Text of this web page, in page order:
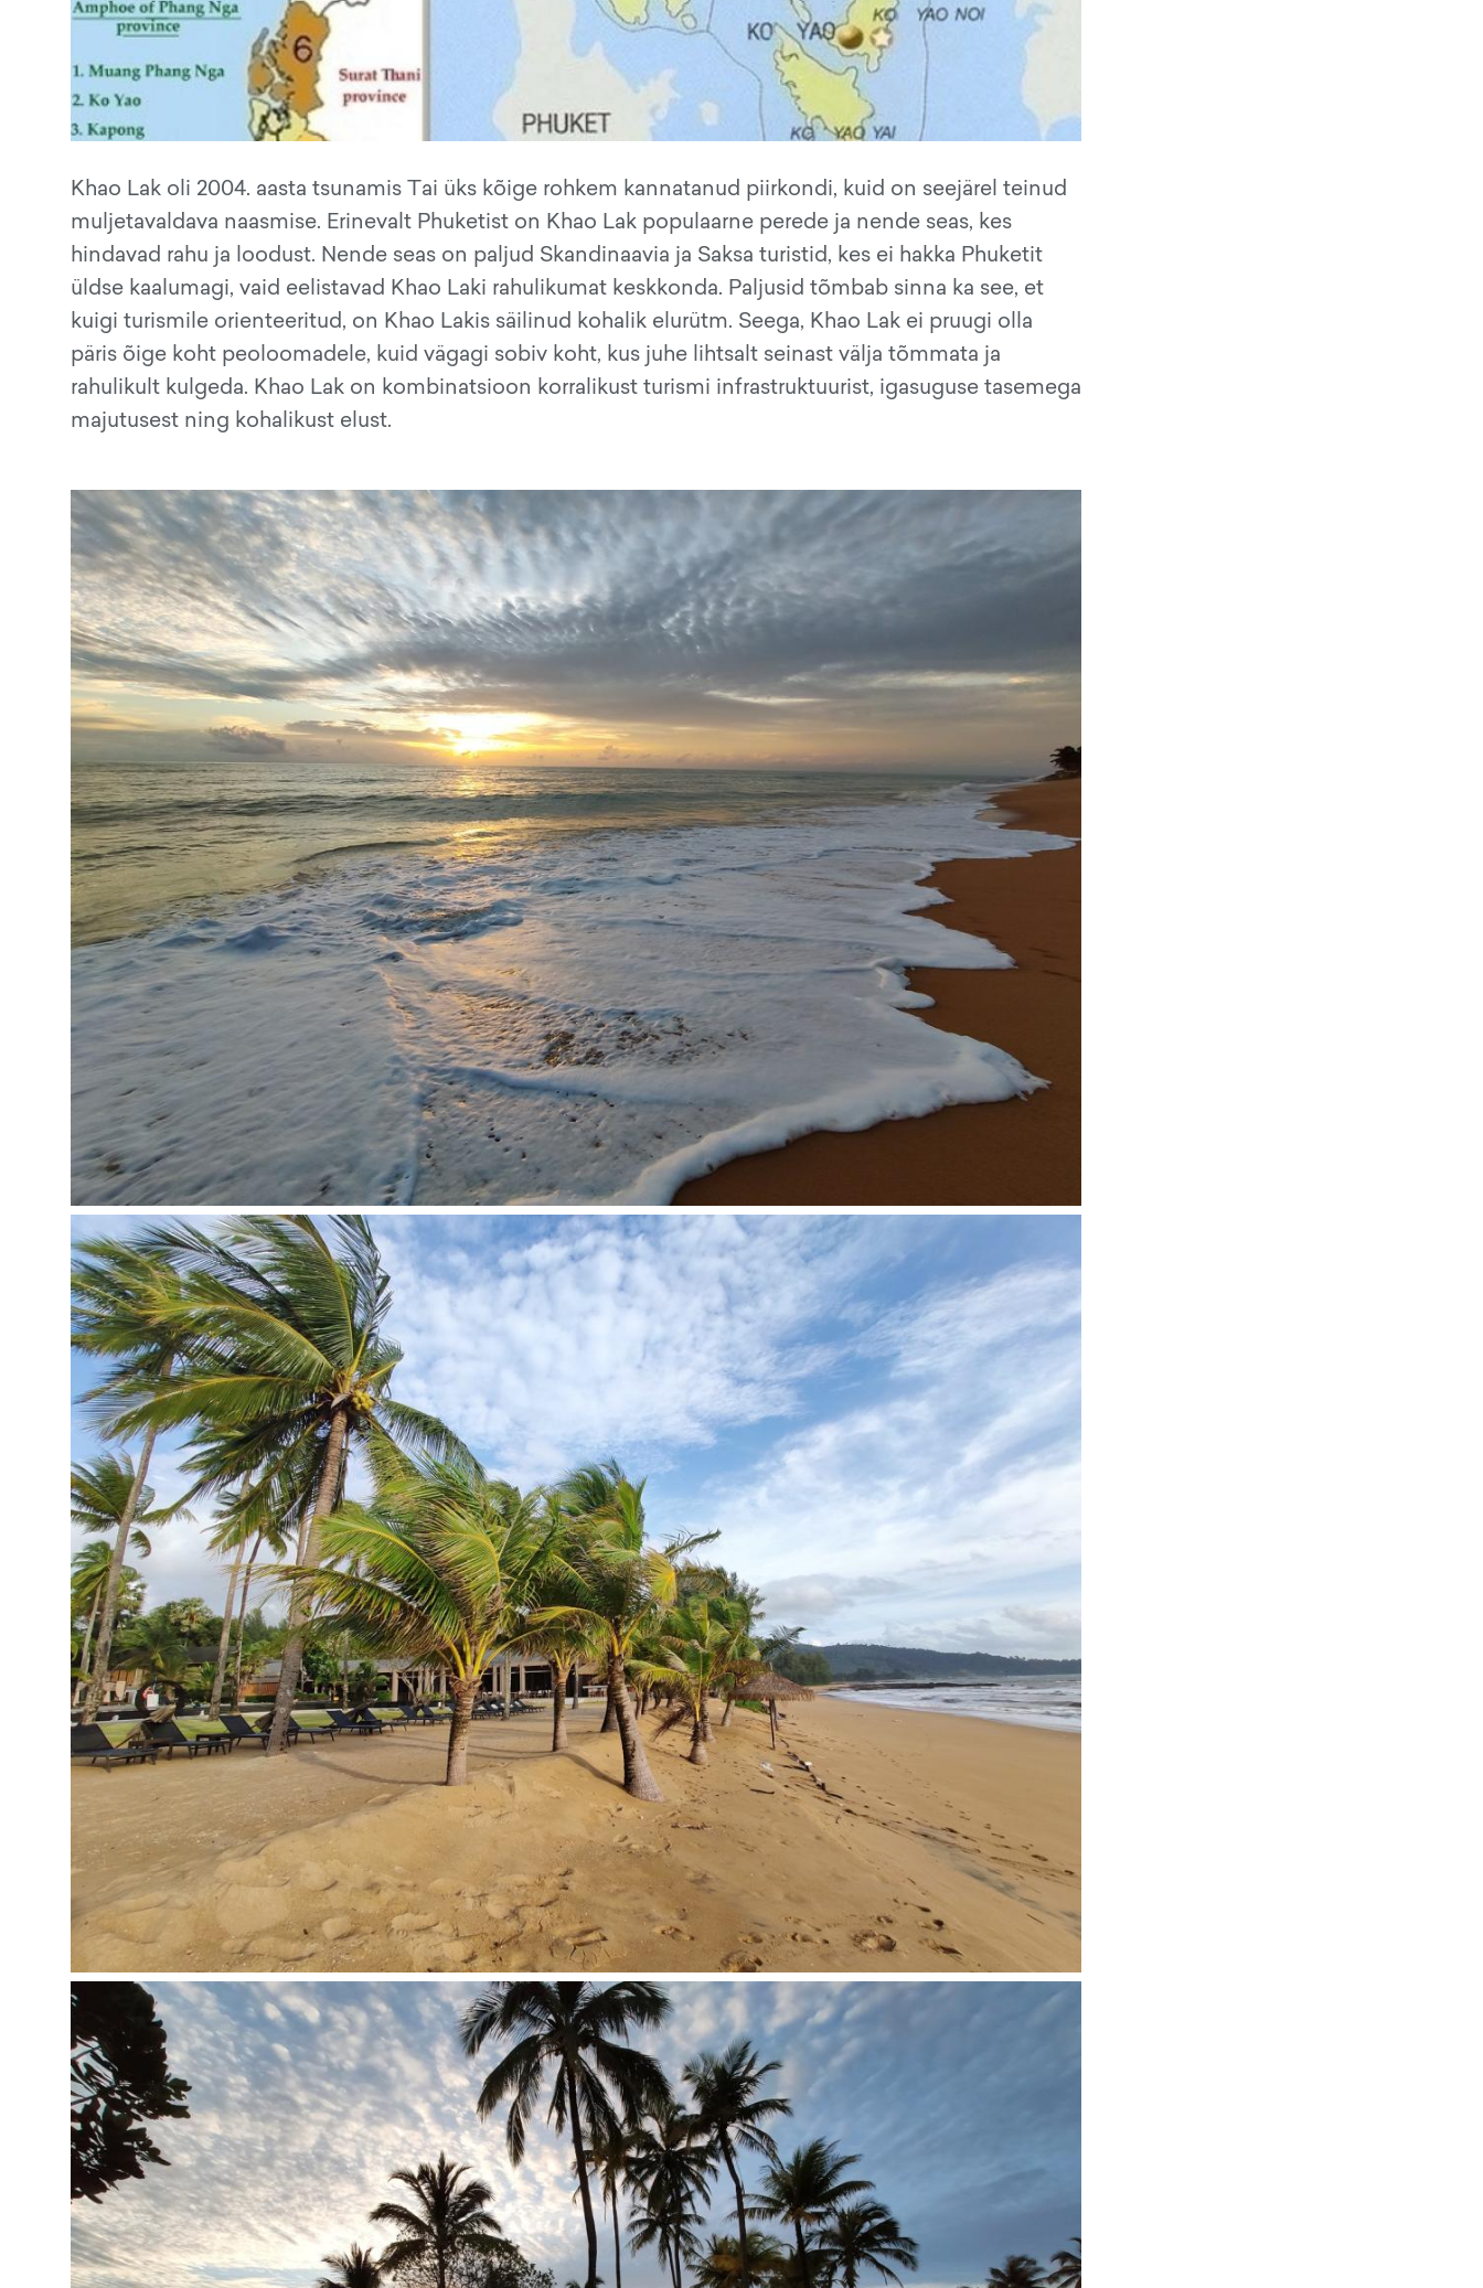
Khao Lak oli 2004. aasta tsunamis Tai üks kõige rohkem kannatanud piirkondi, kuid on seejärel teinud
muljetavaldava naasmise. Erinevalt Phuketist on Khao Lak populaarne perede ja nende seas, kes
hindavad rahu ja loodust. Nende seas on paljud Skandinaavia ja Saksa turistid, kes ei hakka Phuketit
üldse kaalumagi, vaid eelistavad Khao Laki rahulikumat keskkonda. Paljusid tõmbab sinna ka see, et
kuigi turismile orienteeritud, on Khao Lakis säilinud kohalik elurütm. Seega, Khao Lak ei pruugi olla
päris õige koht peoloomadele, kuid vägagi sobiv koht, kus juhe lihtsalt seinast välja tõmmata ja
rahulikult kulgeda. Khao Lak on kombinatsioon korralikust turismi infrastruktuurist, igasuguse tasemega
majutusest ning kohalikust elust.